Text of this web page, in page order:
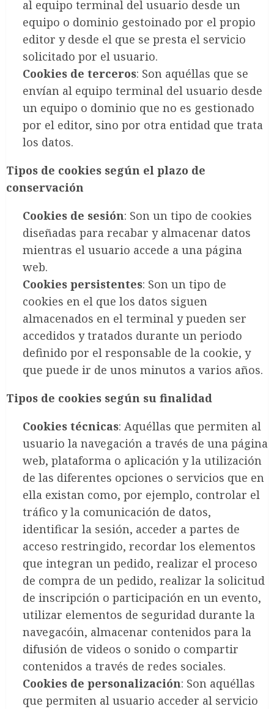
al equipo terminal del usuario desde un
equipo o dominio gestoinado por el propio
editor y desde el que se presta el servicio
solicitado por el usuario.
Cookies de terceros: Son aquéllas que se
envían al equipo terminal del usuario desde
un equipo o dominio que no es gestionado
por el editor, sino por otra entidad que trata
los datos.
Tipos de cookies según el plazo de
conservación
Cookies de sesión: Son un tipo de cookies
diseñadas para recabar y almacenar datos
mientras el usuario accede a una página
web.
Cookies persistentes: Son un tipo de
cookies en el que los datos siguen
almacenados en el terminal y pueden ser
accedidos y tratados durante un periodo
definido por el responsable de la cookie, y
que puede ir de unos minutos a varios años.
Tipos de cookies según su finalidad
Cookies técnicas: Aquéllas que permiten al
usuario la navegación a través de una página
web, plataforma o aplicación y la utilización
de las diferentes opciones o servicios que en
ella existan como, por ejemplo, controlar el
tráfico y la comunicación de datos,
identificar la sesión, acceder a partes de
acceso restringido, recordar los elementos
que integran un pedido, realizar el proceso
de compra de un pedido, realizar la solicitud
de inscripción o participación en un evento,
utilizar elementos de seguridad durante la
navegacóin, almacenar contenidos para la
difusión de videos o sonido o compartir
contenidos a través de redes sociales.
Cookies de personalización: Son aquéllas
que permiten al usuario acceder al servicio